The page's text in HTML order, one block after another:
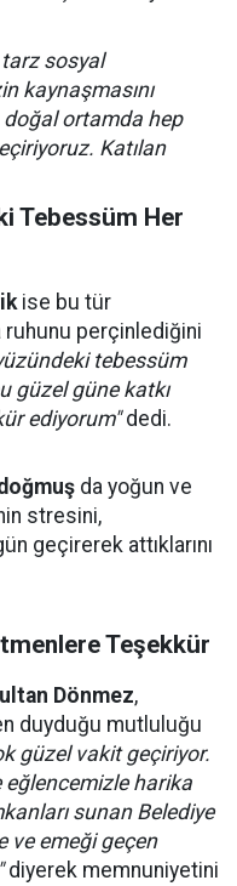
tarz sosyal
kaynaşmasını
doğal ortamda hep
Katılan
Tebessüm Her
ise bu tür
ruhunu perçinlediğini
tebessüm
güzel güne katkı
ediyorum"dedi.
da yoğun ve
stresini,
geçirerek attıklarını
Teşekkür
Dönmez,
duyduğu mutluluğu
güzel vakit geçiriyor.
eğlencemizle harika
sunan Belediye
ve emeği geçen
diyerek memnuniyetini